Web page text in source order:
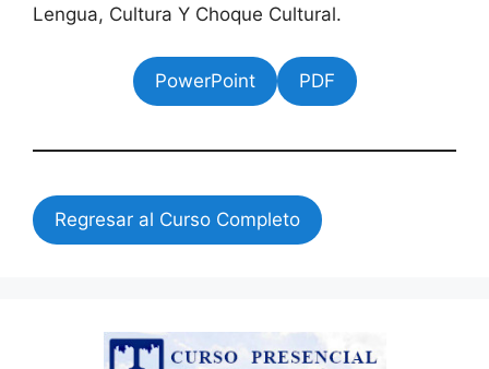
Lengua, Cultura Y Choque Cultural.
PowerPoint PDF
Regresar al Curso Completo